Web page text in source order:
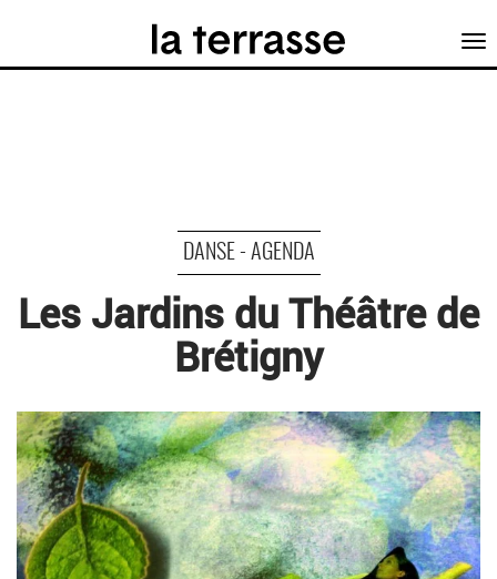
DANSE - AGENDA
Les Jardins du Théâtre de
Brétigny